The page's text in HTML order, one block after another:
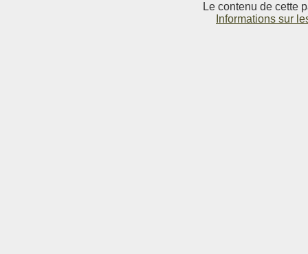
Le contenu de cette
Informations sur